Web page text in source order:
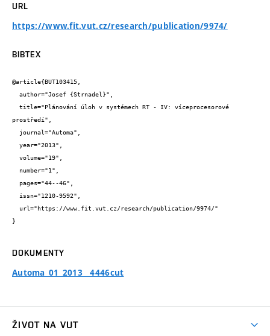
URL
https://www.fit.vut.cz/research/publication/9974/
BIBTEX
@article{BUT103415,
prostředí",
}
DOKUMENTY
Automa_01_2013__4446cut
ŽIVOT NA VUT